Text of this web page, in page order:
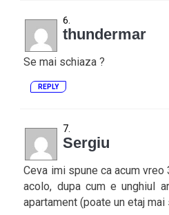
thundermar
Se mai schiaza ?
REPLY
Sergiu
Ceva imi spune ca acum
acolo, dupa cum e unghiul
apartament (poate un etaj